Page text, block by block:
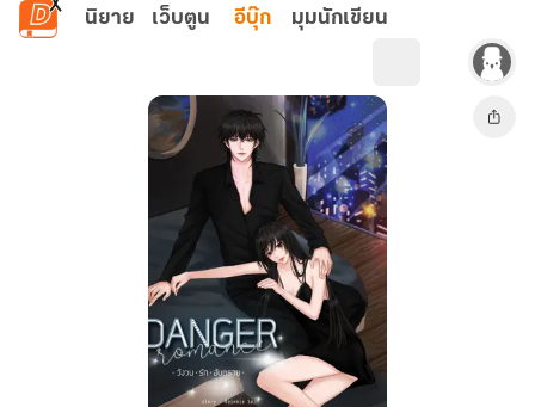
ข้ามไปยังเนื้อหาหลัก
นิยาย เว็บตูน อีบุ๊ก มุมนักเขียน